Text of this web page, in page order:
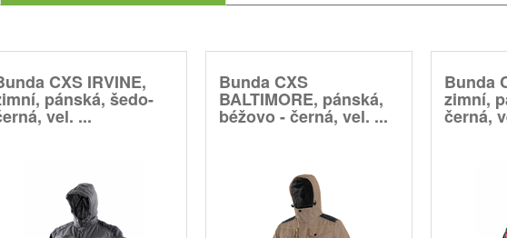
CXS IRVINE,
pánská, šedo-
vel. ...
Bunda CXS
BALTIMORE, pánská,
béžovo - černá, vel. ...
Bunda
zimní,
černá,